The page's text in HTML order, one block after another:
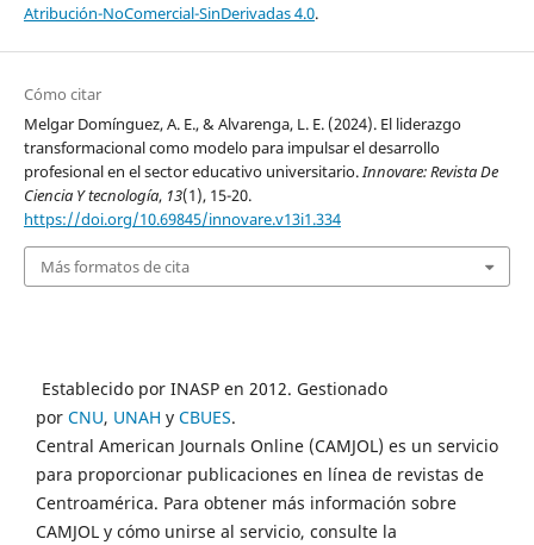
Atribución-NoComercial-SinDerivadas 4.0.
Cómo citar
Melgar Domínguez, A. E., & Alvarenga, L. E. (2024). El liderazgo
transformacional como modelo para impulsar el desarrollo
profesional en el sector educativo universitario.Innovare: Revista De
Ciencia Y tecnología, 13(1), 15-20.
https://doi.org/10.69845/innovare.v13i1.334
Más formatos de cita
Establecido por INASP en 2012. Gestionado
por CNU, UNAH y CBUES.
Central American Journals Online (CAMJOL) es un servicio
para proporcionar publicaciones en línea de revistas de
Centroamérica. Para obtener más información sobre
CAMJOL y cómo unirse al servicio, consulte la